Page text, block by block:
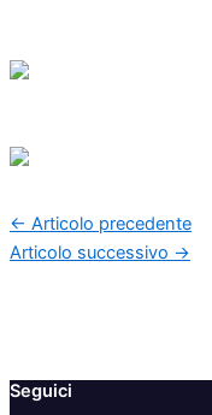
← Articolo precedente
Articolo successivo →
Seguici